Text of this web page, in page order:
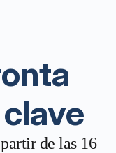
de las 16